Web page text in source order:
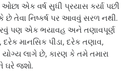
એક વર્ષ સુધી પ્રયાસ કર્યા પછી
તેવા નિષ્કર્ષ પર આવવું સરળ નથી.
પણ એક ભયાવહ અને તણાવપૂર્ણ
માનસિક પીડા, દરેક તણાવ,
લાગે છે, કારણ કે તમે તમારા
ઘરે જશો.